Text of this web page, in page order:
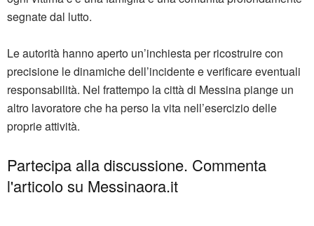
segnate dal lutto.
Le autorità hanno aperto un’inchiesta per ricostruire con
precisione le dinamiche dell’incidente e verificare eventuali
responsabilità. Nel frattempo la città di Messina piange un
altro lavoratore che ha perso la vita nell’esercizio delle
proprie attività.
Partecipa alla discussione. Commenta
l'articolo su Messinaora.it